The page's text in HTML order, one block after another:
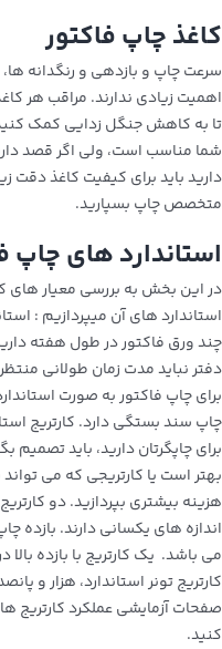
کاغذ چاپ فاکتور
سرعت چاپ و بازدهی و رنگدانه‌
اهمیت زیادی ندارند. مراقب هر
تا به کاهش جنگل‌ زدایی کمک
شما مناسب است، ولی اگر قصد
دارید باید برای کیفیت کاغذ دقت
متخصص چاپ بسپارید.
استاندارد های چاپ
در این بخش به بررسی معیار های
استاندارد های آن میپردازیم :
چند ورق فاکتور در طول هفته
دفتر نباید مدت زمان طولانی
برای چاپ فاکتور به صورت
چاپ سند بستگی دارد. کارتریج
برای چاپگر‌تان دارید، باید تصمیم
بهتر است یا کارتریجی که می
هزینه بیشتری بپردازید. دو
اندازه‌ های یکسانی دارند. بازده
می باشد. یک کارتریج با بازده
کارتریج تونر استاندارد، هزار و
صفحات آزمایشی عملکرد کارتریج‌
کنید.